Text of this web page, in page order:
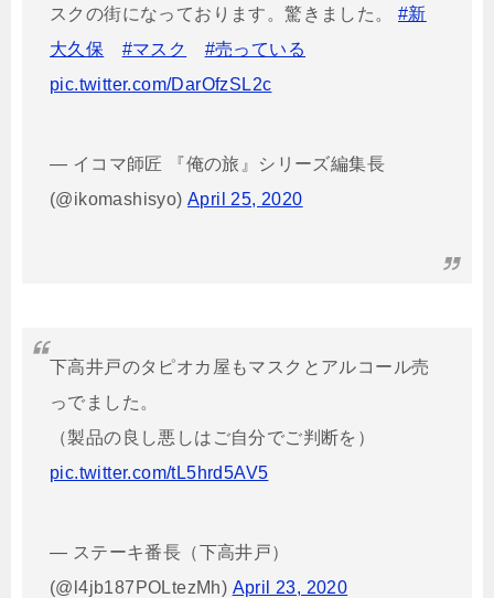
スクの街になっております。驚きました。 #新
大久保
#マスク
#売っている
pic.twitter.com/DarOfzSL2c
— イコマ師匠 『俺の旅』シリーズ編集長
(@ikomashisyo)April 25, 2020
下高井戸のタピオカ屋もマスクとアルコール売
っでました。
（製品の良し悪しはご自分でご判断を）
pic.twitter.com/tL5hrd5AV5
— ステーキ番長（下高井戸）
(@l4jb187POLtezMh) April 23, 2020